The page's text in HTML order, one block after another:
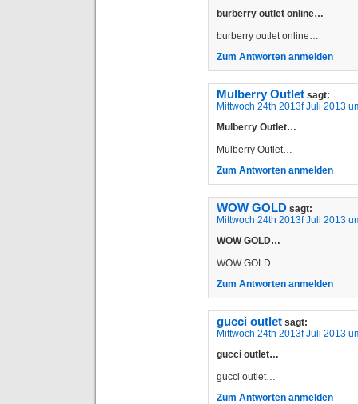
burberry outlet online…
burberry outlet online…
Zum Antworten anmelden
Mulberry Outlet sagt:
Mittwoch 24th 2013f Juli 2013
Mulberry Outlet…
Mulberry Outlet…
Zum Antworten anmelden
WOW GOLD sagt:
Mittwoch 24th 2013f Juli 2013
WOW GOLD…
WOW GOLD…
Zum Antworten anmelden
gucci outlet sagt:
Mittwoch 24th 2013f Juli 2013
gucci outlet…
gucci outlet…
Zum Antworten anmelden